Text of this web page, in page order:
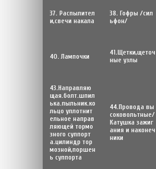
37. Распылител
и,свечи накала
38. Гофры /сил
ьфон/
40. Лампочки
41.Щетки,щеточ
ные узлы
43.Направляю
щая.болт.шпил
ька.пыльник.ко
льцо уплотнит
ельное направ
ляющей тормо
зного суппорт
а.цилиндр тор
мозной,поршен
ь суппорта
44.Провода вы
соковольтные/
Катушка зажиг
ания и наконеч
ники